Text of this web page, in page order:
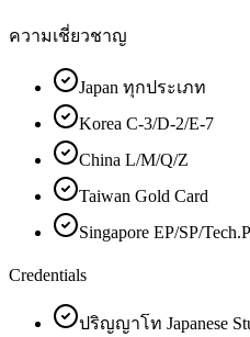
ความเชี่ยวชาญ
Japan ทุกประเภท
Korea C-3/D-2/E-7
China L/M/Q/Z
Taiwan Gold Card
Singapore EP/SP/
Credentials
ปริญญาโท Japanese